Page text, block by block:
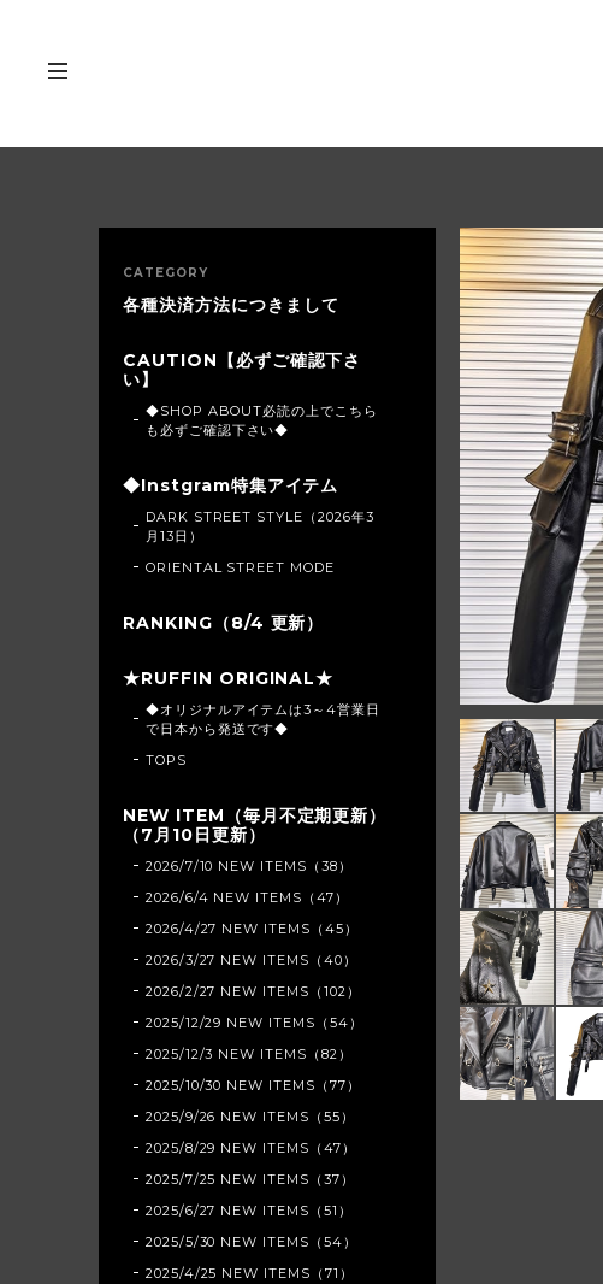
CATEGORY
各種決済方法につきまして
CAUTION【必ずご確認下さ
い】
◆SHOP ABOUT必読の上でこちら
も必ずご確認下さい◆
◆Instgram特集アイテム
DARK STREET STYLE（2026年3
月13日）
ORIENTAL STREET MODE
RANKING（8/4 更新）
★RUFFIN ORIGINAL★
◆オリジナルアイテムは3～4営業日
で日本から発送です◆
TOPS
NEW ITEM（毎月不定期更新）
（7月10日更新）
2026/7/10 NEW ITEMS（38）
2026/6/4 NEW ITEMS（47）
2026/4/27 NEW ITEMS（45）
2026/3/27 NEW ITEMS（40）
2026/2/27 NEW ITEMS（102）
2025/12/29 NEW ITEMS（54）
2025/12/3 NEW ITEMS（82）
2025/10/30 NEW ITEMS（77）
2025/9/26 NEW ITEMS（55）
2025/8/29 NEW ITEMS（47）
2025/7/25 NEW ITEMS（37）
2025/6/27 NEW ITEMS（51）
2025/5/30 NEW ITEMS（54）
2025/4/25 NEW ITEMS（71）